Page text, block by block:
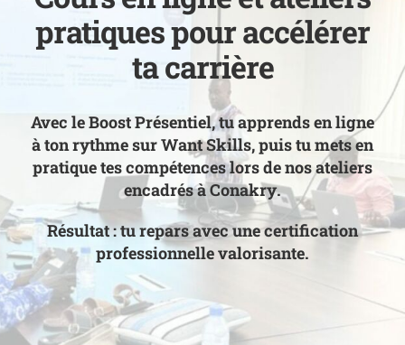
pratiques pour accélérer
ta carrière
Avec leBoost Présentiel, tu apprends en ligne
à ton rythme sur Want Skills, puis tu mets en
pratique tes compétences lors de nosateliers
encadrés à Conakry.
Résultat : tu repars avec unecertification
professionnelle valorisante.